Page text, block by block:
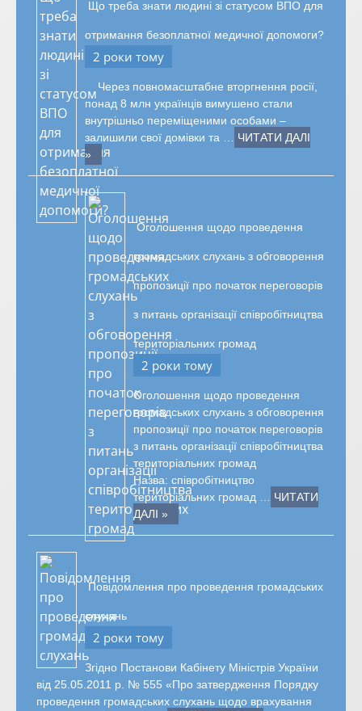
Що треба знати людині зі статусом ВПО для
отримання безоплатної медичної допомоги?
2 роки тому
Через повномасштабне вторгнення росії,
понад 8 млн українців вимушено стали
внутрішньо переміщеними особами –
залишили свої домівки та … ЧИТАТИ ДАЛІ
»
Оголошення щодо проведення
громадських слухань з обговорення
пропозиції про початок переговорів
з питань організації співробітництва
територіальних громад
2 роки тому
Оголошення щодо проведення
громадських слухань з обговорення
пропозиції про початок переговорів
з питань організації співробітництва
територіальних громад
Назва: співробітництво
територіальних громад … ЧИТАТИ
ДАЛІ »
Повідомлення про проведення громадських
слухань
2 роки тому
Згідно Постанови Кабінету Міністрів України
від 25.05.2011 р. № 555 «Про затвердження Порядку
проведення громадських слухань щодо врахування